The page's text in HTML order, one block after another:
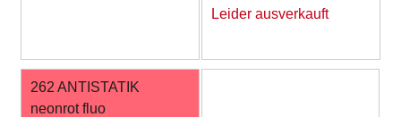
Leider ausverkauft
262 ANTISTATIK
neonrot fluo